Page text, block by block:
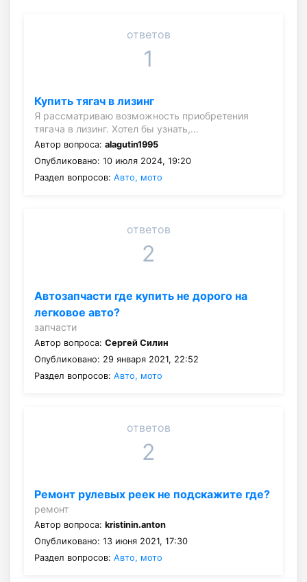
ответов
1
Купить тягач в лизинг
Я рассматриваю возможность приобретения
тягача в лизинг. Хотел бы узнать,…
Автор вопроса: alagutin1995
Опубликовано: 10 июля 2024, 19:20
Раздел вопросов: Авто, мото
ответов
2
Автозапчасти где купить не дорого на
легковое авто?
запчасти
Автор вопроса: Сергей Силин
Опубликовано: 29 января 2021, 22:52
Раздел вопросов: Авто, мото
ответов
2
Ремонт рулевых реек не подскажите где?
ремонт
Автор вопроса: kristinin.anton
Опубликовано: 13 июня 2021, 17:30
Раздел вопросов: Авто, мото